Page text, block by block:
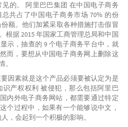
的。 阿里巴巴集团 在中国电子商务
共占了中国电子商务市场 70% 的份
额。他们加紧采取各种措施打击假冒
根据 2015 年国家工商管理总局和中国
示，抽查的 9 个电子商务平台中，就
而，要想从中国电子商务网上删除这
因素就是这个产品必须要被认定为是
产权权利 被侵犯，那么包括阿里巴
内外电子商务网站，都需要通过特定
个过程中，如果有一个能够说中文，
，会起到一个积极的影响。